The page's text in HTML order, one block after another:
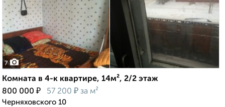
7
Комната в 4-к квартире, 14м², 2/2 этаж
800 000 ₽ 57 200 ₽ за м²
Черняховского 10